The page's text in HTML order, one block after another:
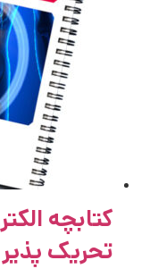
کتابچه
تحریک پذیر